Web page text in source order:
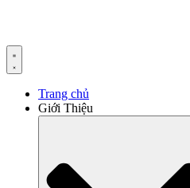
Trang chủ
Giới Thiệu